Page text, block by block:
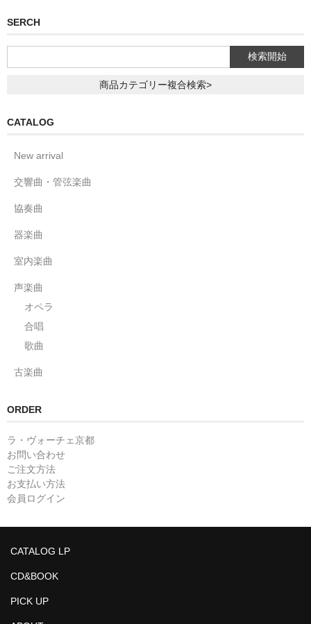
SERCH
商品カテゴリー複合検索>
CATALOG
New arrival
交響曲・管弦楽曲
協奏曲
器楽曲
室内楽曲
声楽曲
オペラ
合唱
歌曲
古楽曲
ORDER
ラ・ヴォーチェ京都
お問い合わせ
ご注文方法
お支払い方法
会員ログイン
CATALOG LP
CD&BOOK
PICK UP